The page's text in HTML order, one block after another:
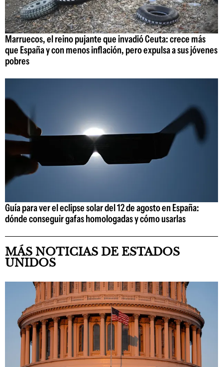
Marruecos, el reino pujante que invadió Ceuta: crece más
que España y con menos inflación, pero expulsa a sus jóvenes
pobres
Guía para ver el eclipse solar del 12 de agosto en España:
dónde conseguir gafas homologadas y cómo usarlas
MÁS NOTICIAS DE ESTADOS
UNIDOS